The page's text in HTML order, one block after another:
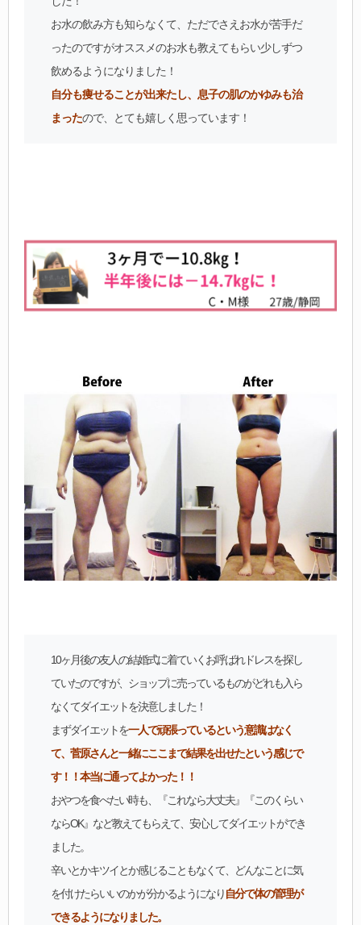
お水の飲み方も知らなくて、ただでさえお水が苦手だ
ったのですがオススメのお水も教えてもらい少しずつ
飲めるようになりました！
自分も痩せることが出来たし、息子の肌のかゆみも治
まったので、とても嬉しく思っています！
10ヶ月後の友人の結婚式に着ていくお呼ばれドレスを探し
ていたのですが、ショップに売っているものがどれも入ら
なくてダイエットを決意しました！
まずダイエットを一人で頑張っているという意識はなく
て、菅原さんと一緒にここまで結果を出せたという感じで
す！！本当に通ってよかった！！
おやつを食べたい時も、『これなら大丈夫』『このくらい
ならOK』など教えてもらえて、安心してダイエットができ
ました。
辛いとかキツイとか感じることもなくて、どんなことに気
を付けたらいいのかが分かるようになり自分で体の管理が
できるようになりました。